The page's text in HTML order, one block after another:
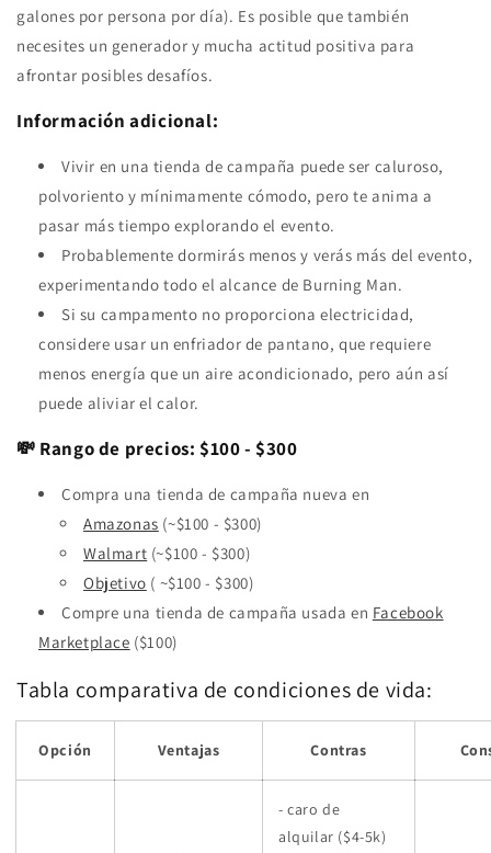
galones por persona por día). Es posible que también
necesites un generador y mucha actitud positiva para
afrontar posibles desafíos.
Información adicional:
Vivir en una tienda de campaña puede ser caluroso,
polvoriento y mínimamente cómodo, pero te anima a
pasar más tiempo explorando el evento.
Probablemente dormirás menos y verás más del evento,
experimentando todo el alcance de Burning Man.
Si su campamento no proporciona electricidad,
considere usar un enfriador de pantano, que requiere
menos energía que un aire acondicionado, pero aún así
puede aliviar el calor.
💸 Rango de precios: $100 - $300
Compra una tienda de campaña nueva en
Amazonas (~$100 - $300)
Walmart (~$100 - $300)
Objetivo ( ~$100 - $300)
Compre una tienda de campaña usada en Facebook
Marketplace ($100)
Tabla comparativa de condiciones de vida:
Opción Ventajas Contras
- caro de
alquilar ($4-5k)